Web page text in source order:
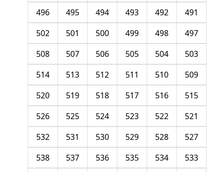
491
492
493
494
495
496
497
498
499
500
501
502
503
504
505
506
507
508
509
510
511
512
513
514
515
516
517
518
519
520
521
522
523
524
525
526
527
528
529
530
531
532
533
534
535
536
537
538